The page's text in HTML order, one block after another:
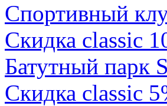
Спортивный
Скидка classic
Батутный парк
Скидка classic